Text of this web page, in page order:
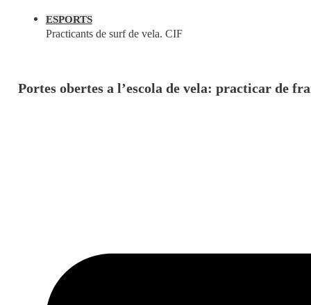
Qui som?
Practicants de surf de vela. CIF
ESPORTS
Portes obertes a l’escola de vela: practicar de